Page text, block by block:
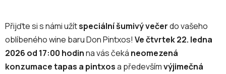
Přijďte si s námi užítspeciální šumivý večerdo vašeho
oblíbeného wine baru Don Pintxos! Ve čtvrtek 22. ledna
2026 od 17:00 hodinna vás čeká neomezená
konzumace tapas a pintxosa předevšímvýjimečná